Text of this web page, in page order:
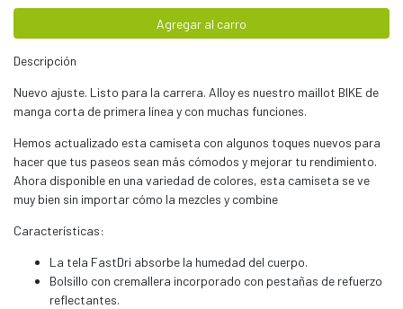
Agregar al carro
Descripción
Nuevo ajuste. Listo para la carrera. Alloy es nuestro maillot BIKE de
manga corta de primera línea y con muchas funciones.
Hemos actualizado esta camiseta con algunos toques nuevos para
hacer que tus paseos sean más cómodos y mejorar tu rendimiento.
Ahora disponible en una variedad de colores, esta camiseta se ve
muy bien sin importar cómo la mezcles y combine
Características:
La tela FastDri absorbe la humedad del cuerpo.
Bolsillo con cremallera incorporado con pestañas de refuerzo
reflectantes.